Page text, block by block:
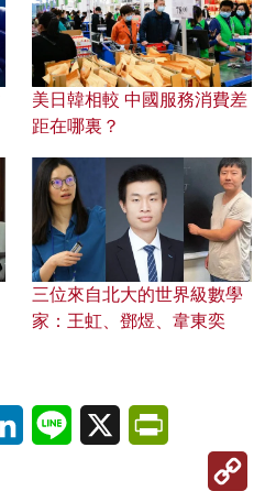
美日韓相較 中國服務消費差
距在哪裏？
三位來自北大的世界級數學
家：王虹、鄧煜、韋東奕
LinkedInLine X